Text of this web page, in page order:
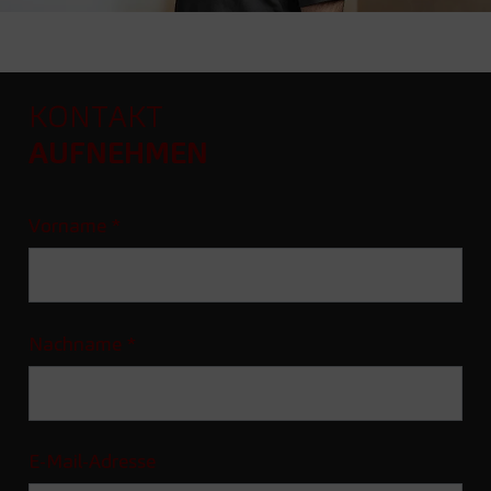
KONTAKT
AUFNEHMEN
Vorname *
Nachname *
E-Mail-Adresse